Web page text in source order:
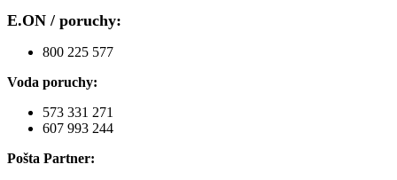
E.ON / poruchy:
800 225 577
Voda poruchy:
573 331 271
607 993 244
Pošta Partner: